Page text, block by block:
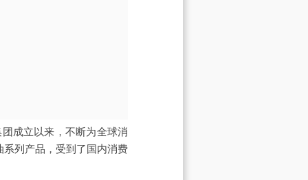
成立以来，不断为全球消
系列产品，受到了国内消费